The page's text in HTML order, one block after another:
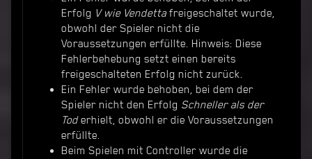
Erfolg V wie Vendetta freigeschaltet wurde,
obwohl der Spieler nicht die
Voraussetzungen erfüllte. Hinweis: Diese
Fehlerbehebung setzt einen bereits
freigeschalteten Erfolg nicht zurück.
Ein Fehler wurde behoben, bei dem der
Spieler nicht den Erfolg Schneller als der
Toderhielt, obwohl er die Voraussetzungen
erfüllte.
Beim Spielen mit Controller wurde die